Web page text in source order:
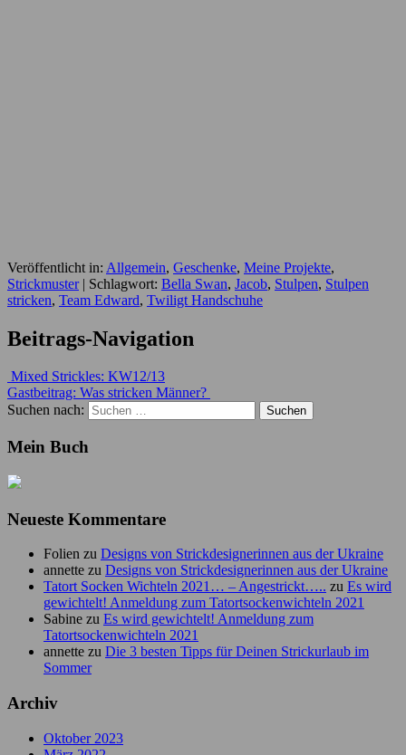
Veröffentlicht in: Allgemein, Geschenke, Meine Projekte,
Strickmuster| Schlagwort: Bella Swan, Jacob, Stulpen, Stulpen
stricken, Team Edward, Twiligt Handschuhe
Beitrags-Navigation
Mixed Strickles: KW12/13
Gastbeitrag: Was stricken Männer?
Suchen nach:
Mein Buch
Neueste Kommentare
Folien zu Designs von Strickdesignerinnen aus der Ukraine
annette zu Designs von Strickdesignerinnen aus der Ukraine
Tatort Socken Wichteln 2021… – Angestrickt….. zu Es wird
gewichtelt! Anmeldung zum Tatortsockenwichteln 2021
Sabine zu Es wird gewichtelt! Anmeldung zum
Tatortsockenwichteln 2021
annette zu Die 3 besten Tipps für Deinen Strickurlaub im
Sommer
Archiv
Oktober 2023